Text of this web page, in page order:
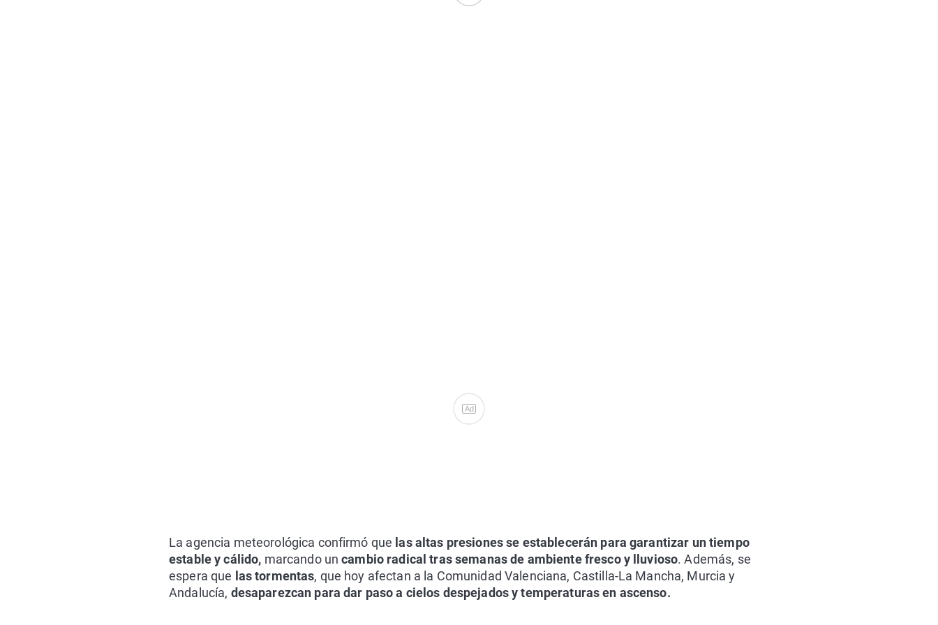
Ad
La agencia meteorológica confirmó que las altas presiones se establecerán para garantizar un tiempo
estable y cálido, marcando uncambio radical tras semanas de ambiente fresco y lluvioso. Además, se
espera que las tormentas, que hoy afectan a la Comunidad Valenciana, Castilla-La Mancha, Murcia y
Andalucía, desaparezcan para dar paso a cielos despejados y temperaturas en ascenso.